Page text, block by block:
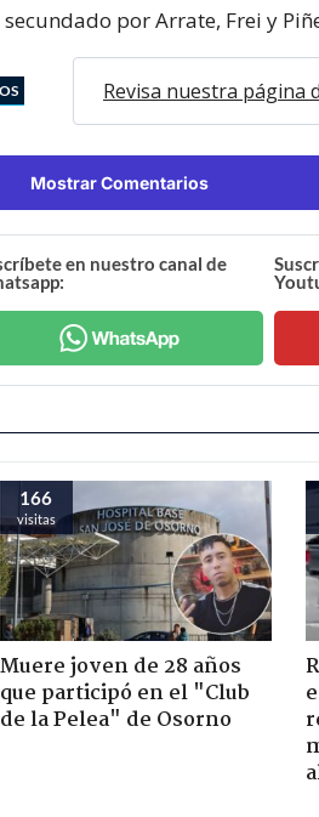
por Arrate, Frei y
Revisa nuestra página
Mostrar Comentarios
en nuestro canal de
166
visitas
Muere joven de 28 años
que participó en el "Club
de la Pelea" de Osorno